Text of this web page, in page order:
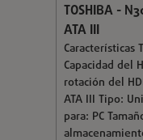
TOSHIBA -
ATA III
Características
Capacidad del
rotación del
ATA III Tipo:
para: PC